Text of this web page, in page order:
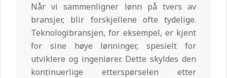
Når vi sammenligner lønn på tvers av
bransjer, blir forskjellene ofte tydelige.
Teknologibransjen, for eksempel, er kjent
for sine høye lønninger, spesielt for
utviklere og ingeniører. Dette skyldes den
kontinuerlige etterspørselen etter